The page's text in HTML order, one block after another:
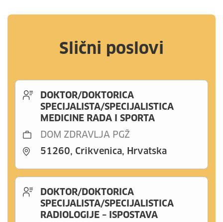
Slični poslovi
DOKTOR/DOKTORICA
SPECIJALISTA/SPECIJALISTICA
MEDICINE RADA I SPORTA
DOM ZDRAVLJA PGŽ
51260, Crikvenica, Hrvatska
DOKTOR/DOKTORICA
SPECIJALISTA/SPECIJALISTICA
RADIOLOGIJE – ISPOSTAVA